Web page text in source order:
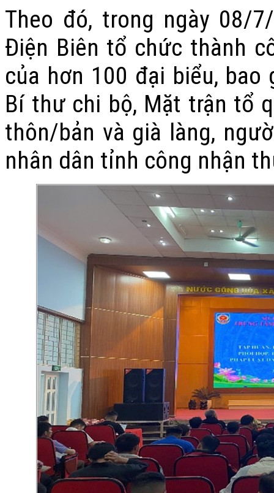
Theo đó, trong ngày 08/
Điện Biên tổ chức thành
của hơn 100 đại biểu, bao
Bí thư chi bộ, Mặt trận tổ
thôn/bản và già làng,
nhân dân tỉnh công nhận